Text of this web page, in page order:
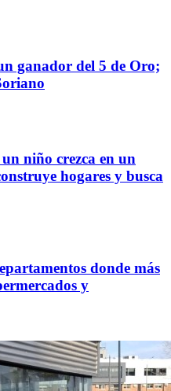
ganador del 5 de Oro;
niño crezca en un
hogares y busca
donde más
y